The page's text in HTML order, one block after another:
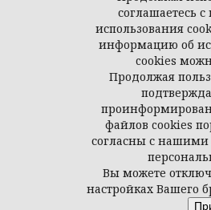
© ООО Редакция журнала
соглашаетесь
использования
информацию об
cookies
Продолжая
файлов cookies
согласны с нашими
Вы можете
настройках Вашего